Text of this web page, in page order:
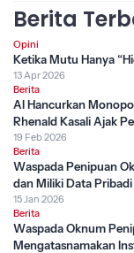
Berita
Opini
Ketika Mutu Hanya
13 Apr 2026
Berita
AI Hancurkan
Rhenald Kasali Ajak
19 Feb 2026
Berita
Waspada Penipuan
dan Miliki Data Pribadi
15 Jan 2026
Berita
Waspada Oknum
Mengatasnamakan